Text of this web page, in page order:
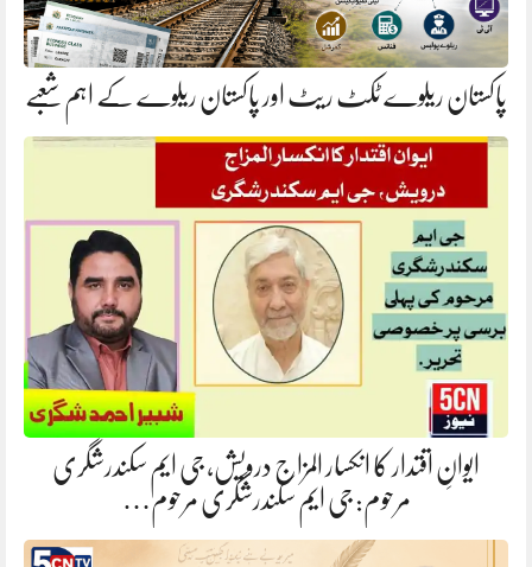
پاکستان ریلوے ٹکٹ ریٹ اور پاکستان ریلوے کے اہم شعبے
ایوانِ اقتدار کا انکسار المزاج درویش، جی ایم سکندرشگری
مرحوم: جی ایم سکندرشگری مرحوم…